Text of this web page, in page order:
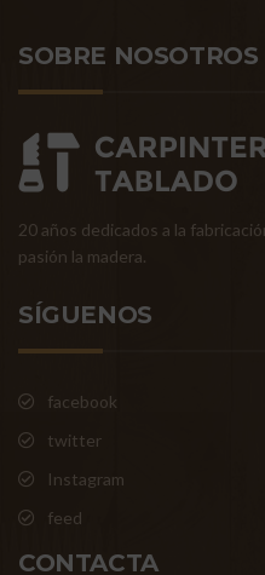
SOBRE NOSOTROS
20 años dedicados a la
pasión la madera.
SÍGUENOS
facebook
twitter
Instagram
feed
CONTACTA